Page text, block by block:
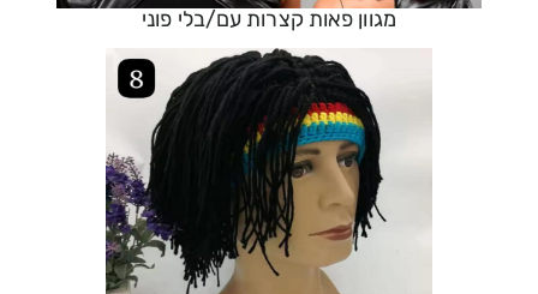
מגוון פאות קצרות עם/בלי פוני